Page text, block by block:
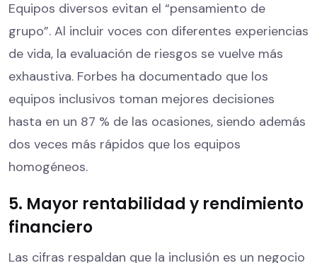
Equipos diversos evitan el “pensamiento de
grupo”. Al incluir voces con diferentes experiencias
de vida, la evaluación de riesgos se vuelve más
exhaustiva. Forbes ha documentado que los
equipos inclusivos toman mejores decisiones
hasta en un 87 % de las ocasiones, siendo además
dos veces más rápidos que los equipos
homogéneos.
5. Mayor rentabilidad y rendimiento
financiero
Las cifras respaldan que la inclusión es un negocio